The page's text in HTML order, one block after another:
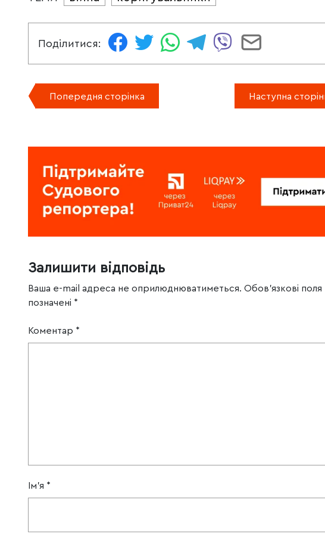
Поділитися:
Попередня сторінка Наступна
Залишити відповідь
Ваша e-mail адреса не оприлюднюватиметься. Обов’язкові поля
позначені *
Коментар *
Ім'я *